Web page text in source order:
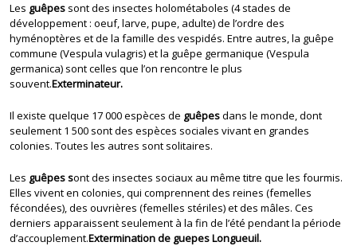
Les guêpes sont des insectes holométaboles (4 stades de
développement : oeuf, larve, pupe, adulte) de l’ordre des
hyménoptères et de la famille des vespidés. Entre autres, la guêpe
commune (Vespula vulagris) et la guêpe germanique (Vespula
germanica) sont celles que l’on rencontre le plus
souvent.Exterminateur.
Il existe quelque 17 000 espèces de guêpesdans le monde, dont
seulement 1 500 sont des espèces sociales vivant en grandes
colonies. Toutes les autres sont solitaires.
Les guêpes sont des insectes sociaux au même titre que les fourmis.
Elles vivent en colonies, qui comprennent des reines (femelles
fécondées), des ouvrières (femelles stériles) et des mâles. Ces
derniers apparaissent seulement à la fin de l’été pendant la période
d’accouplement.Extermination de guepes Longueuil.